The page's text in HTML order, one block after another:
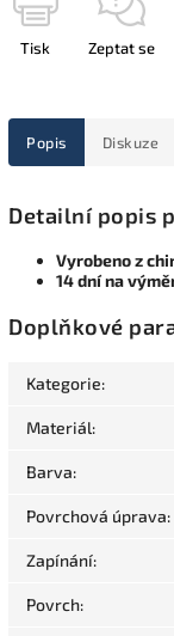
Tisk Zeptat se
Popis Diskuze
Detailní popis
Vyrobeno z
14 dní na
Doplňkové
Kategorie:
Materiál:
Barva:
Povrchová úprava:
Zapínání:
Povrch: